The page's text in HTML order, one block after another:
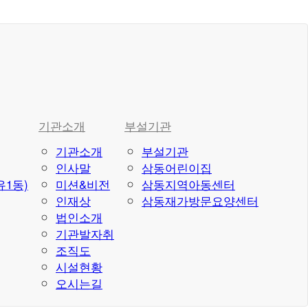
1동)
기관소개
기관소개
인사말
미션&비전
인재상
법인소개
기관발자취
조직도
시설현황
오시는길
부설기관
부설기관
삼동어린이집
삼동지역아동센터
삼동재가방문요양센터